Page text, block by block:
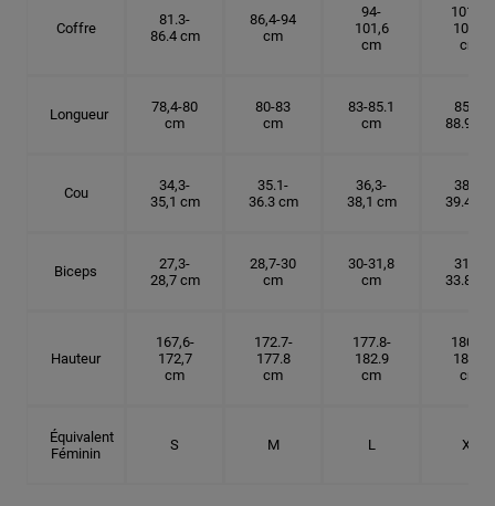
Coffre
81.3-
86.4 cm
86,4-94
cm
94-
101,6
cm
101.6-
109.2
cm
Longueur
78,4-80
cm
80-83
cm
83-85.1
cm
85.1-
88.9 cm
Cou
34,3-
35,1 cm
35.1-
36.3 cm
36,3-
38,1 cm
38.1-
39.4 cm
Biceps
27,3-
28,7 cm
28,7-30
cm
30-31,8
cm
31.8-
33.8 cm
Hauteur
167,6-
172,7
cm
172.7-
177.8
cm
177.8-
182.9
cm
180.3-
185.5
cm
Équivalent
Féminin
S M L XL